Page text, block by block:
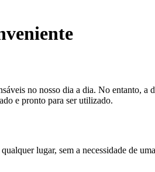
no nosso dia a dia. No entanto,
e pronto para ser utilizado.
lugar, sem a necessidade de